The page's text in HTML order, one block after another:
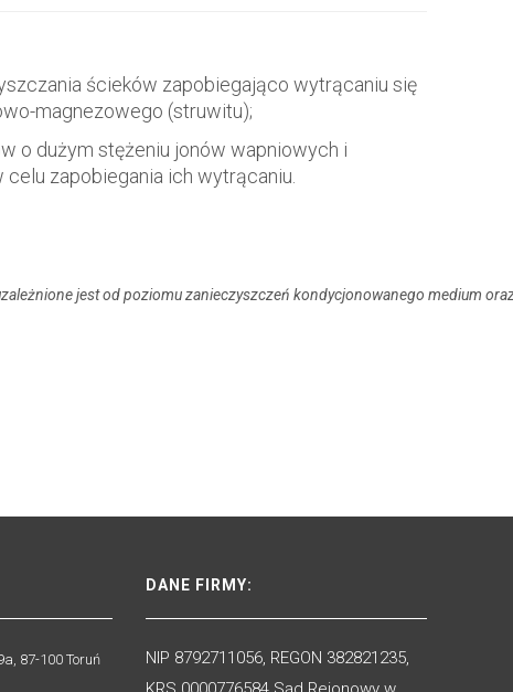
ścieków zapobiegająco wytrącaniu się
magnezowego (struwitu);
o dużym stężeniu jonów wapniowych i
zapobiegania ich wytrącaniu.
jest od poziomu zanieczyszczeń kondycjonowanego medium
87-100 Toruń
DANE FIRMY:
NIP 8792711056, REGON 382821235,